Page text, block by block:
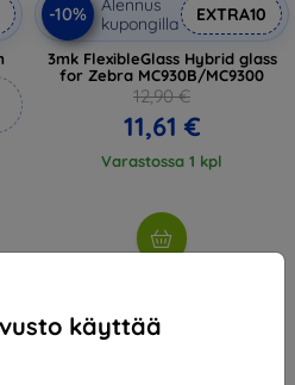
käyttää
-10%
kupongilla
EXTRA10
3mk FlexibleGlass Hybrid glass
for Zebra MC930B/MC9300
12,90 €
11,61 €
Varastossa 1 kpl